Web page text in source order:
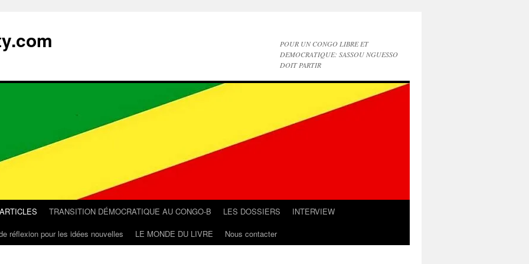
POUR UN CONGO LIBRE ET
DEMOCRATIQUE: SASSOU NGUESSO
DOIT PARTIR
TRANSITION DÉMOCRATIQUE AU CONGO-B LES DOSSIERS
INTERVIEW
réflexion pour les idées nouvelles LE MONDE DU LIVRE Nous contacter